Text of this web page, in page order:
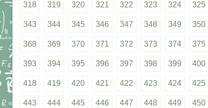
318 319 320 321 322 323 324 325
343 344 345 346 347 348 349 350
368 369 370 371 372 373 374 375
393 394 395 396 397 398 399 400
418 419 420 421 422 423 424 425
443 444 445 446 447 448 449 450